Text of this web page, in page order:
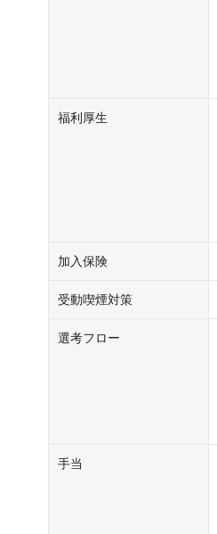
福利厚生
加入保険
受動喫煙対策
選考フロー
手当